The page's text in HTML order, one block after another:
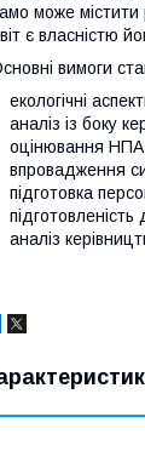
може містити
є власністю
вимоги
екологічні
аналіз із боку
оцінювання НПА
впровадження
підготовка
підготовленість
аналіз